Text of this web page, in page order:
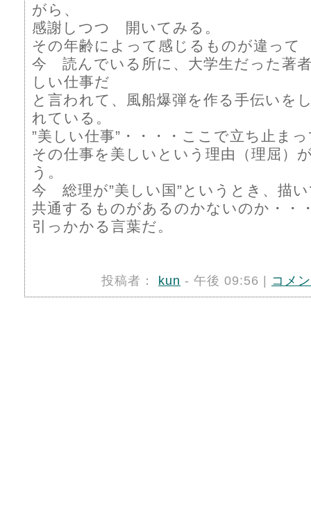
がら、
感謝しつつ 開いてみる。
その年齢によって感じるものが違っ
今 読んでいる所に、大学生だった著
しい仕事だ
と言われて、風船爆弾を作る手伝いを
れている。
”美しい仕事”・・・・ここで立ち止ま
その仕事を美しいという理由（理屈）
う。
今 総理が”美しい国”というとき、描
共通するものがあるのかないのか・・
引っかかる言葉だ。
投稿者： kun - 午後 09:56 | コメ